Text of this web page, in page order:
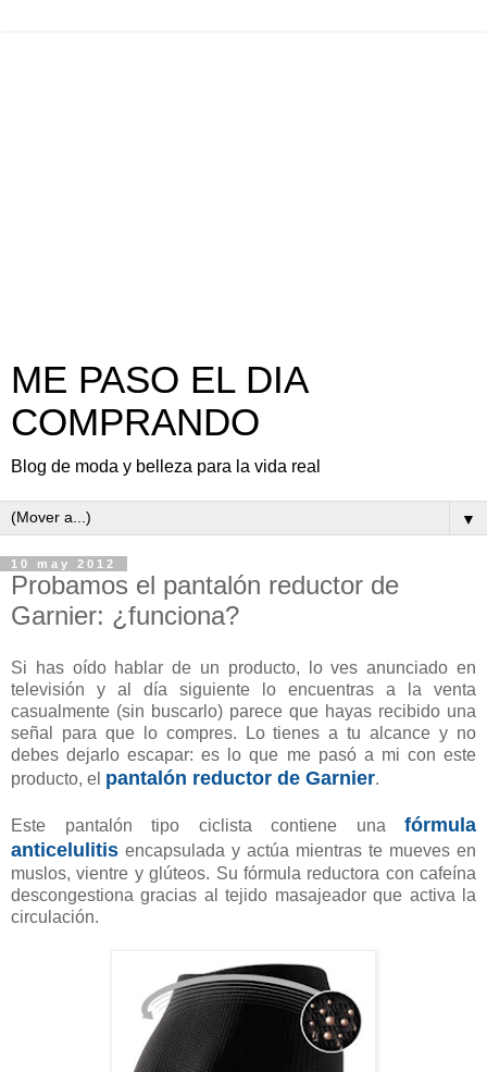
ME PASO EL DIA
COMPRANDO
Blog de moda y belleza para la vida real
▼
10 may 2012
Probamos el pantalón reductor de
Garnier: ¿funciona?
Si has oído hablar de un producto, lo ves anunciado en
televisión y al día siguiente lo encuentras a la venta
casualmente (sin buscarlo) parece que hayas recibido una
señal para que lo compres. Lo tienes a tu alcance y no
debes dejarlo escapar: es lo que me pasó a mi con este
producto, el pantalón reductor de Garnier.
Este pantalón tipo ciclista contiene una fórmula
anticelulitis encapsulada y actúa mientras te mueves en
muslos, vientre y glúteos. Su fórmula reductora con cafeína
descongestiona gracias al tejido masajeador que activa la
circulación.